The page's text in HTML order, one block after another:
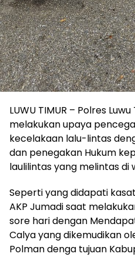
LUWU TIMUR – Polres
melakukan upaya
kecelakaan lalu-lintas
dan penegakan Hukum
laulilintas yang melintas di
Seperti yang didapati
AKP Jumadi saat
sore hari dengan
Calya yang dikemudikan
Polman denga tujuan